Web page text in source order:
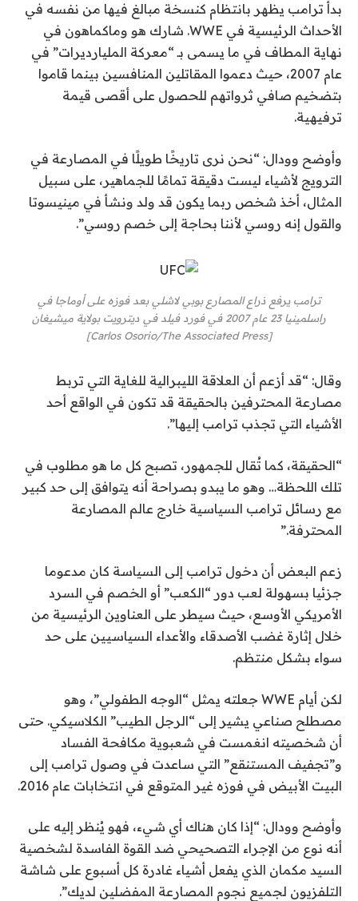
بدأ ترامب يظهر بانتظام كنسخة مبالغ فيها من نفسه في
الأحداث الرئيسية في WWE. شارك هو وماكماهون في
نهاية المطاف في ما يسمى بـ “معركة المليارديرات” في
عام 2007، حيث دعموا المقاتلين المنافسين بينما قاموا
بتضخيم صافي ثرواتهم للحصول على أقصى قيمة
ترفيهية.
وأوضح وودال: “نحن نرى تاريخًا طويلًا في المصارعة في
الترويج لأشياء ليست دقيقة تمامًا للجماهير، على سبيل
المثال، أخذ شخص ربما يكون قد ولد ونشأ في مينيسوتا
والقول إنه روسي لأننا بحاجة إلى خصم روسي”.
ترامب يرفع ذراع المصارع بوبي لاشلي بعد فوزه على أوماجا في
راسلمينيا 23 عام 2007 في فورد فيلد في ديترويت بولاية ميشيغان
[Carlos Osorio/The Associated Press]
وقال: “قد أزعم أن العلاقة الليبرالية للغاية التي تربط
مصارعة المحترفين بالحقيقة قد تكون في الواقع أحد
الأشياء التي تجذب ترامب إليها”.
“الحقيقة، كما تُقال للجمهور، تصبح كل ما هو مطلوب في
تلك اللحظة… وهو ما يبدو بصراحة أنه يتوافق إلى حد كبير
مع رسائل ترامب السياسية خارج عالم المصارعة
المحترفة.”
زعم البعض أن دخول ترامب إلى السياسة كان مدعوما
جزئيا بسهولة لعب دور “الكعب” أو الخصم في السرد
الأمريكي الأوسع، حيث سيطر على العناوين الرئيسية من
خلال إثارة غضب الأصدقاء والأعداء السياسيين على حد
سواء بشكل منتظم.
لكن أيام WWE جعلته يمثل “الوجه الطفولي”، وهو
مصطلح صناعي يشير إلى “الرجل الطيب” الكلاسيكي. حتى
أن شخصيته انغمست في شعبوية مكافحة الفساد
و”تجفيف المستنقع” التي ساعدت في وصول ترامب إلى
البيت الأبيض في فوزه غير المتوقع في انتخابات عام 2016.
وأوضح وودال: “إذا كان هناك أي شيء، فهو يُنظر إليه على
أنه نوع من الإجراء التصحيحي ضد القوة الفاسدة لشخصية
السيد مكمان الذي يفعل أشياء غادرة كل أسبوع على شاشة
التلفزيون لجميع نجوم المصارعة المفضلين لديك”.